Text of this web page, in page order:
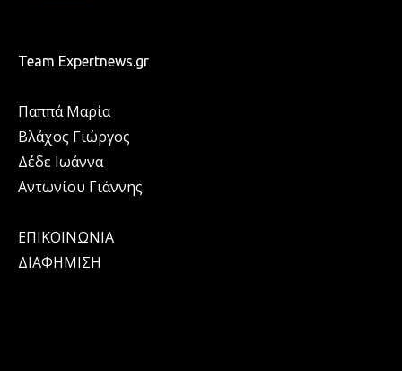
Team Expertnews.gr
Παππά Μαρία
Βλάχος Γιώργος
Δέδε Ιωάννα
Αντωνίου Γιάννης
ΕΠΙΚΟΙΝΩΝΙΑ
ΔΙΑΦΗΜΙΣΗ